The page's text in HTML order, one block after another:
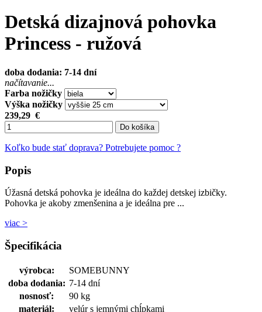
Detská dizajnová pohovka
Princess - ružová
doba dodania: 7-14 dní
načítavanie...
Farba nožičky
Výška nožičky
239,29 €
Do košíka
Koľko bude stať doprava? Potrebujete pomoc ?
Popis
Úžasná detská pohovka je ideálna do každej detskej izbičky.
Pohovka je akoby zmenšenina a je ideálna pre ...
viac >
Špecifikácia
výrobca:
SOMEBUNNY
doba dodania: 7-14 dní
nosnosť:
90 kg
materiál:
velúr s jemnými chĺpkami